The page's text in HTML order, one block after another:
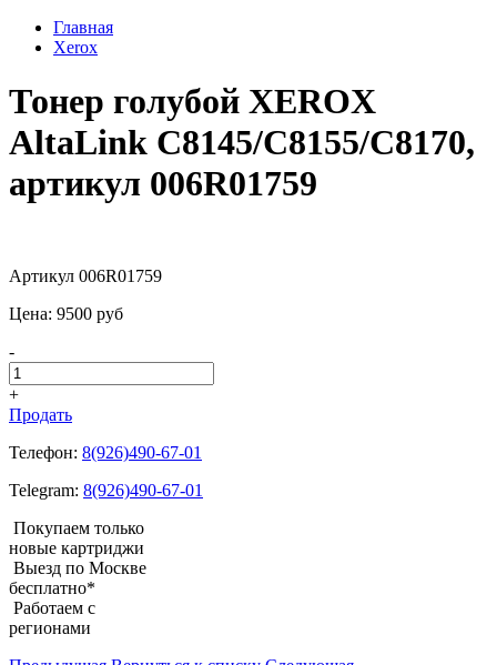
Главная
Xerox
Тонер голубой XEROX
AltaLink C8145/C8155/C8170,
артикул 006R01759
Артикул 006R01759
Цена: 9500 pуб
-
+
Продать
Телефон: 8(926)490-67-01
Telegram: 8(926)490-67-01
Покупаем только
новые картриджи
Выезд по Москве
бесплатно*
Работаем с
регионами